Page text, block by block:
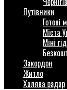
Путівники
Готові
Міста
Міні
Закордон
Житло
Халява радар